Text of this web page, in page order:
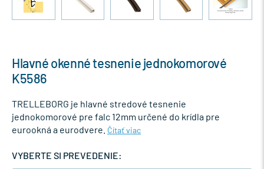
Hlavné okenné tesnenie jednokomorové
K5586
TRELLEBORG je hlavné stredové tesnenie
jednokomorové pre falc 12mm určené do krídla pre
eurookná a eurodvere. Čítať viac
VYBERTE SI PREVEDENIE: